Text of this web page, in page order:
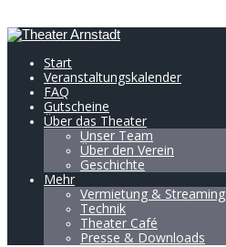
Start
Veranstaltungskalender
FAQ
Gutscheine
Über das Theater
Unser Team
Über den Verein
Geschichte
Mehr
Vermietung & Streaming
Technik
Theater Café
Presse & Downloads